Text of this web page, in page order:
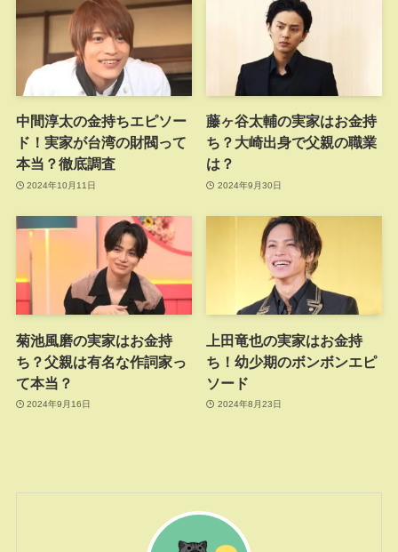
中間淳太の金持ちエピソー
ド！実家が台湾の財閥って
本当？徹底調査
2024年10月11日
藤ヶ谷太輔の実家はお金持
ち？大崎出身で父親の職業
は？
2024年9月30日
菊池風磨の実家はお金持
ち？父親は有名な作詞家っ
て本当？
2024年9月16日
上田竜也の実家はお金持
ち！幼少期のボンボンエピ
ソード
2024年8月23日